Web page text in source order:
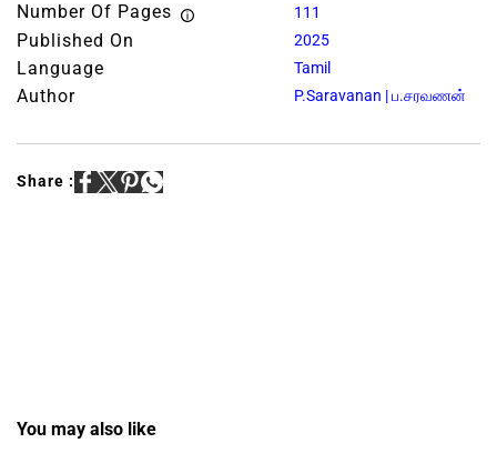
Number Of Pages 111
Published On 2025
Language Tamil
Author P.Saravanan | ப.சரவணன்
Share :
You may also like